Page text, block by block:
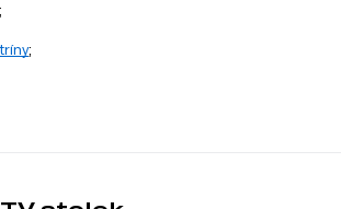
;
;